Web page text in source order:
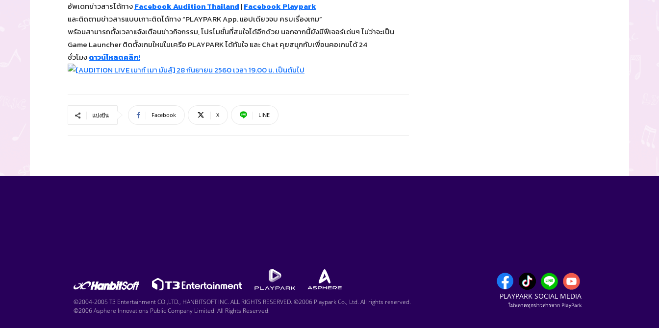
อัพเดทข่าวสารได้ทางFacebook Audition Thailand |Facebook Playpark
และติดตามข่าวสารแบบเกาะติดได้ทาง “PLAYPARK App. แอปเดียวจบ ครบเรื่องเกม”
พร้อมสามารถตั้งเวลาแจ้งเตือนข่าวกิจกรรม, โปรโมชั่นที่สนใจได้อีกด้วย นอกจากนี้ยังมีฟีเจอร์เด่นๆ ไม่ว่าจะเป็น
Game Launcher ติดตั้งเกมใหม่ในเครือ PLAYPARK ได้ทันใจ และ Chat คุยสนุกกับเพื่อนคอเกมได้ 24
ชั่วโมงดาวน์โหลดคลิก!
แบ่งปัน Facebook X LINE
PLAYPARK SOCIAL MEDIA
ไม่พลาดทุกข่าวสารจาก PlayPark
©2004-2005 T3 Entertainment CO.,LTD., HANBITSOFT INC. ALL RIGHTS RESERVED. ©2006 Playpark Co., Ltd. All rights reserved.
©2006 Asphere Innovations Public Company Limited. All Rights Reserved.